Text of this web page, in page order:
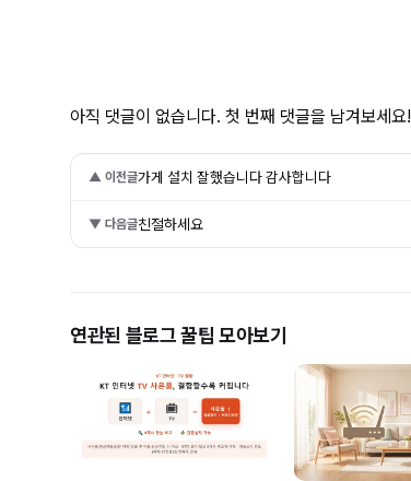
아직 댓글이 없습니다. 첫 번째 댓글을 남겨보세요!
▲ 이전글가게 설치 잘했습니다 감사합니다
▼ 다음글친절하세요
연관된 블로그 꿀팁 모아보기